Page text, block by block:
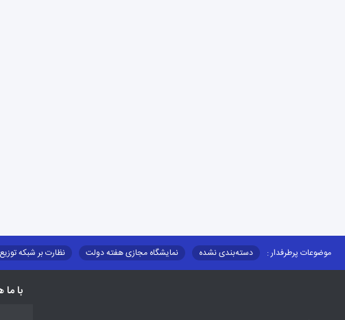
موضوعات پرطرفدار : دسته‌بندی نشده نمایشگاه مجازی هفته دولت نظارت بر شبکه
با ما